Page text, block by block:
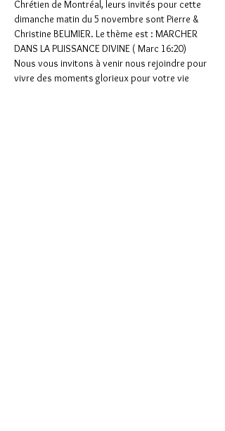
Chrétien de Montréal, leurs invités pour cette
dimanche matin du 5 novembre sont Pierre &
Christine BEUMIER. Le thème est : MARCHER
DANS LA PUISSANCE DIVINE ( Marc 16:20)
Nous vous invitons à venir nous rejoindre pour
vivre des moments glorieux pour votre vie